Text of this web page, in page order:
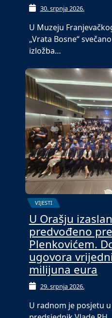
30. srpnja 2026.
U Muzeju
„Vrata Bosne“
izložba…
VIJESTI
U Orašju
predvođeno
Plenkovićem.
ugovora
milijuna eura
29. srpnja 2026.
U radnom je posjetu